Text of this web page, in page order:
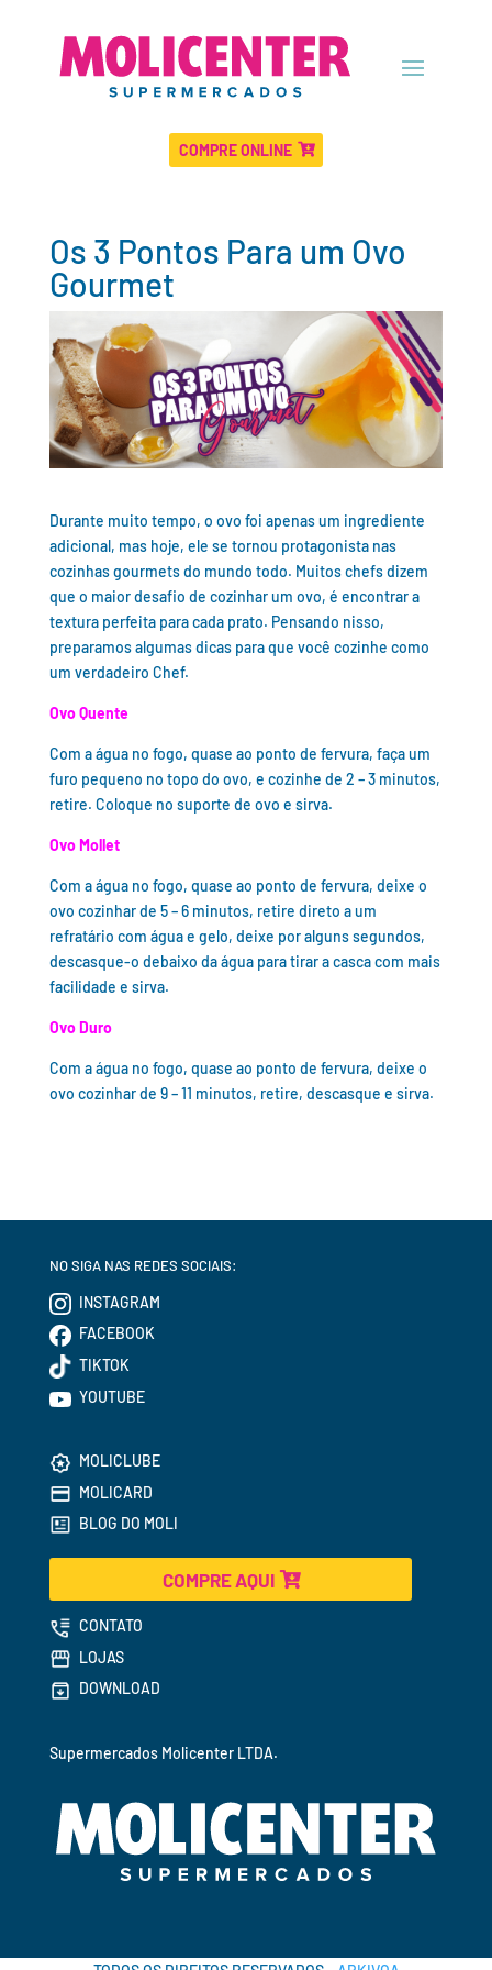
COMPRE ONLINE
Os 3 Pontos Para um Ovo
Gourmet
Durante muito tempo, o ovo foi apenas um ingrediente
adicional, mas hoje, ele se tornou protagonista nas
cozinhas gourmets do mundo todo. Muitos chefs dizem
que o maior desafio de cozinhar um ovo, é encontrar a
textura perfeita para cada prato. Pensando nisso,
preparamos algumas dicas para que você cozinhe como
um verdadeiro Chef.
Ovo Quente
Com a água no fogo, quase ao ponto de fervura, faça um
furo pequeno no topo do ovo, e cozinhe de 2 – 3 minutos,
retire. Coloque no suporte de ovo e sirva.
Ovo Mollet
Com a água no fogo, quase ao ponto de fervura, deixe o
ovo cozinhar de 5 – 6 minutos, retire direto a um
refratário com água e gelo, deixe por alguns segundos,
descasque-o debaixo da água para tirar a casca com mais
facilidade e sirva.
Ovo Duro
Com a água no fogo, quase ao ponto de fervura, deixe o
ovo cozinhar de 9 – 11 minutos, retire, descasque e sirva.
NO SIGA NAS REDES SOCIAIS:
INSTAGRAM
FACEBOOK
TIKTOK
YOUTUBE
MOLICLUBE
MOLICARD
BLOG DO MOLI
COMPRE AQUI
CONTATO
LOJAS
DOWNLOAD
Supermercados Molicenter LTDA.